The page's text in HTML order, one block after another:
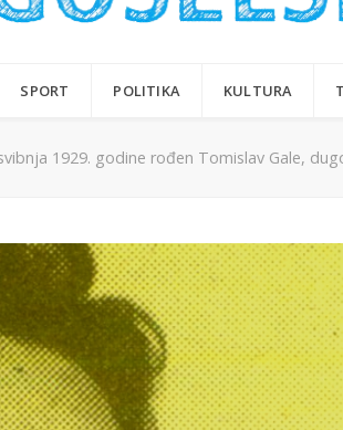
SPORT POLITIKA KULTURA
1929. godine rođen Tomislav Gale,